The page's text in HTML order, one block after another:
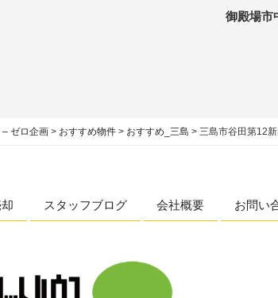
御殿場
ゼロ企画 > おすすめ物件 > おすすめ_三島 > 三島市谷田第12
スタッフブログ 会社概要 お問い